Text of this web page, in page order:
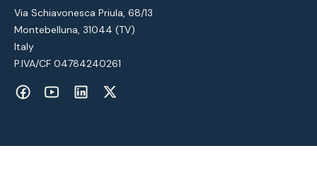
Via Schiavonesca Priula, 68/13
Montebelluna, 31044 (TV)
Italy
P.IVA/CF 04784240261